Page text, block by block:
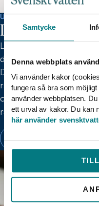
Samtycke
Denna webbplats
Vi använder kakor
fungera så bra som
använder webbplatsen.
ett urval av kakor. Du kan
här använder
uppgifter som
UTBILDNING
Lagen om
Lär dig grunderna i
den lag som reglerar
Du får veta mer om de
rättsförhållandet mellan
och får en bra
rättspraxis.